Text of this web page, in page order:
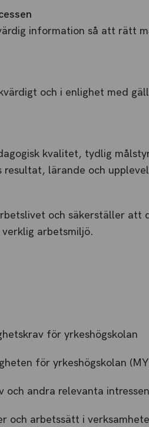
information så att rätt
och i enlighet med
kvalitet, tydlig
lärande och
och säkerställer att
arbetsmiljö.
för yrkeshögskolan
för yrkeshögskolan
andra relevanta
och arbetssätt i